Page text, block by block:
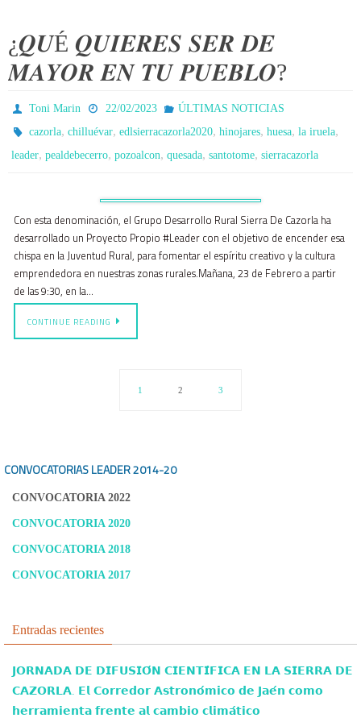
¿𝑸𝑼É 𝑸𝑼𝑰𝑬𝑹𝑬𝑺 𝑺𝑬𝑹 𝑫𝑬
𝑴𝑨𝒀𝑶𝑹 𝑬𝑵 𝑻𝑼 𝑷𝑼𝑬𝑩𝑳𝑶?
Toni Marin 22/02/2023
ÚLTIMAS NOTICIAS
cazorla,chilluévar,edlsierracazorla2020,hinojares,huesa,la iruela,
leader, pealdebecerro, pozoalcon, quesada, santotome, sierracazorla
Con esta denominación, el Grupo Desarrollo Rural Sierra De Cazorla ha
desarrollado un Proyecto Propio #Leader con el objetivo de encender esa
chispa en la Juventud Rural, para fomentar el espíritu creativo y la cultura
emprendedora en nuestras zonas rurales.Mañana, 23 de Febrero a partir
de las 9:30, en la…
CONTINUE READING
1 2 3
CONVOCATORIAS LEADER2014-20
CONVOCATORIA 2022
CONVOCATORIA 2020
CONVOCATORIA 2018
CONVOCATORIA 2017
Entradas recientes
𝗝𝗢𝗥𝗡𝗔𝗗𝗔 𝗗𝗘 𝗗𝗜𝗙𝗨𝗦𝗜𝗢́𝗡 𝗖𝗜𝗘𝗡𝗧𝗜́𝗙𝗜𝗖𝗔 𝗘𝗡 𝗟𝗔 𝗦𝗜𝗘𝗥𝗥𝗔 𝗗𝗘
𝗖𝗔𝗭𝗢𝗥𝗟𝗔. 𝗘𝗹 𝗖𝗼𝗿𝗿𝗲𝗱𝗼𝗿 𝗔𝘀𝘁𝗿𝗼𝗻𝗼́𝗺𝗶𝗰𝗼 𝗱𝗲 𝗝𝗮𝗲́𝗻 𝗰𝗼𝗺𝗼
𝗵𝗲𝗿𝗿𝗮𝗺𝗶𝗲𝗻𝘁𝗮 𝗳𝗿𝗲𝗻𝘁𝗲 𝗮𝗹 𝗰𝗮𝗺𝗯𝗶𝗼 𝗰𝗹𝗶𝗺𝗮́𝘁𝗶𝗰𝗼